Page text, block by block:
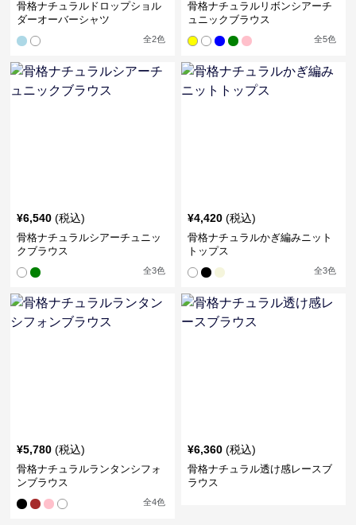
骨格ナチュラルドロップショル
ダーオーバーシャツ
全2色
骨格ナチュラルリボンシアーチ
ュニックブラウス
全5色
¥6,540 (税込)
骨格ナチュラルシアーチュニッ
クブラウス
全3色
¥4,420 (税込)
骨格ナチュラルかぎ編みニット
トップス
全3色
¥5,780 (税込)
骨格ナチュラルランタンシフォ
ンブラウス
全4色
¥6,360 (税込)
骨格ナチュラル透け感レースブ
ラウス